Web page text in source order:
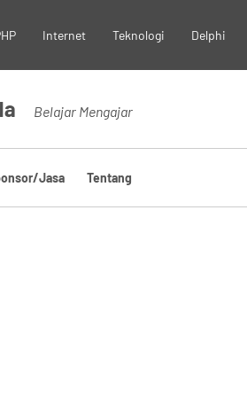
Internet Teknologi Delphi
Belajar Mengajar
Jasa Tentang